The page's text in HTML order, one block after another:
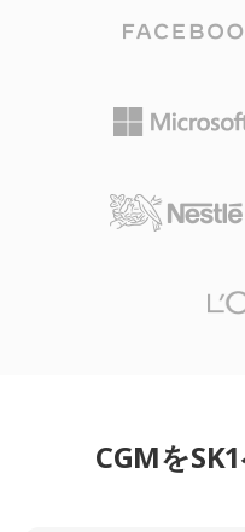
CGMを